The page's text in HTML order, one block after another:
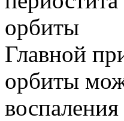
Главной
орбиты